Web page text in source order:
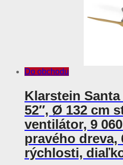
Do obchodu
Klarstein
52″, Ø 132 cm
ventilátor, 9
pravého dreva,
rýchlosti,